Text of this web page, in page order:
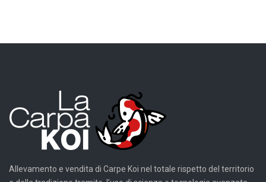
Allevamento e vendita di Carpe Koi nel totale rispetto del territorio